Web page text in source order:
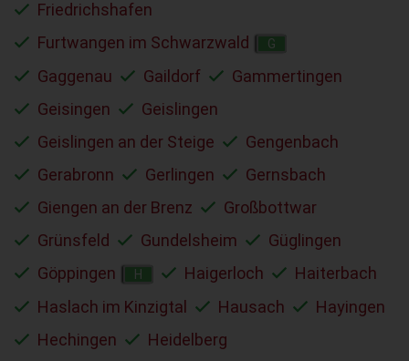
Friedrichshafen
Furtwangen im Schwarzwald
G
Gaggenau Gaildorf
Gammertingen
Geisingen
Geislingen
Geislingen an der Steige
Gengenbach
Gerabronn
Gerlingen
Gernsbach
Giengen an der Brenz
Großbottwar
Grünsfeld
Gundelsheim
Güglingen
Göppingen
H Haigerloch
Haiterbach
Haslach im Kinzigtal
Hausach
Hayingen
Hechingen
Heidelberg